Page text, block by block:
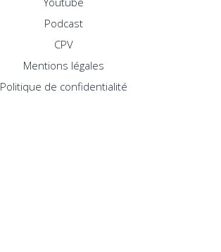
Podcast
CPV
Mentions légales
Politique de confidentialité